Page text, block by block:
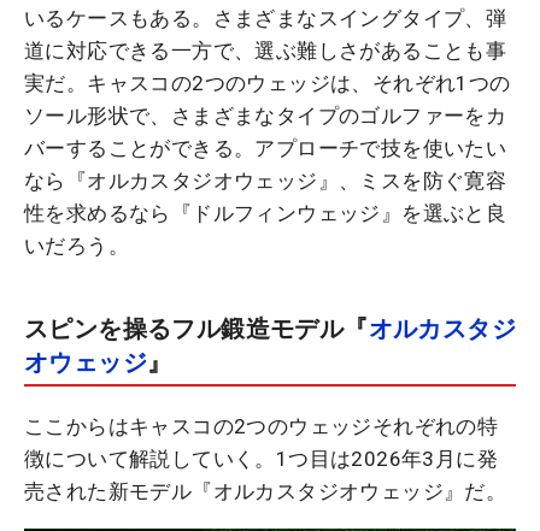
いるケースもある。さまざまなスイングタイプ、弾
道に対応できる一方で、選ぶ難しさがあることも事
実だ。キャスコの2つのウェッジは、それぞれ1つの
ソール形状で、さまざまなタイプのゴルファーをカ
バーすることができる。アプローチで技を使いたい
なら『オルカスタジオウェッジ』、ミスを防ぐ寛容
性を求めるなら『ドルフィンウェッジ』を選ぶと良
いだろう。
スピンを操るフル鍛造モデル『オルカスタジ
オウェッジ』
ここからはキャスコの2つのウェッジそれぞれの特
徴について解説していく。1つ目は2026年3月に発
売された新モデル『オルカスタジオウェッジ』だ。